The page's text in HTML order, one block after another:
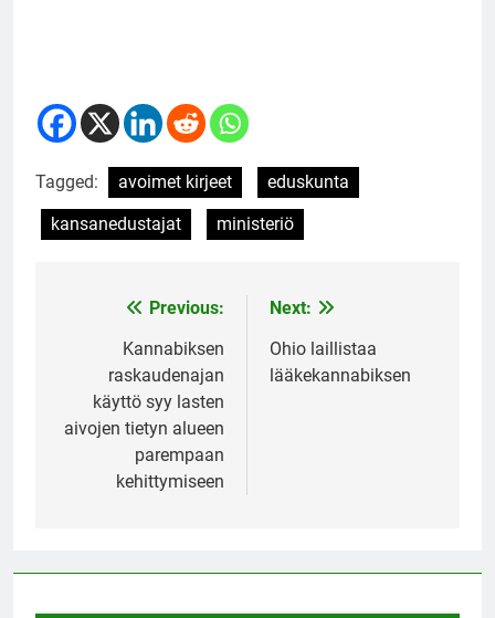
Tagged: avoimet kirjeet
eduskunta
kansanedustajat
ministeriö
navigation
Previous:
Kannabiksen
raskaudenajan
käyttö syy lasten
aivojen tietyn alueen
parempaan
kehittymiseen
Next:
Ohio laillistaa
lääkekannabiksen